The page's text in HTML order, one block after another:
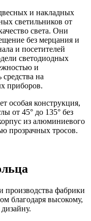
и накладных
светильников от
света. Они
без мерцания и
и посетителей
светодиодных
и
на
приборов.
особая конструкция,
от 45° до 135° без
из алюминиевого
прозрачных тросов.
производства фабрики
благодаря высокому,